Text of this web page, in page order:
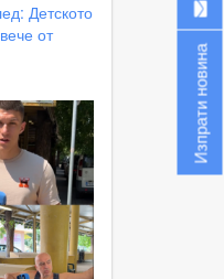
Детското
от
Изпрати новина